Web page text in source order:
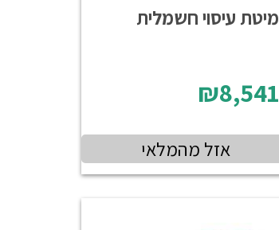
מיטת עיסוי חשמלית
₪8,541
אזל מהמלאי